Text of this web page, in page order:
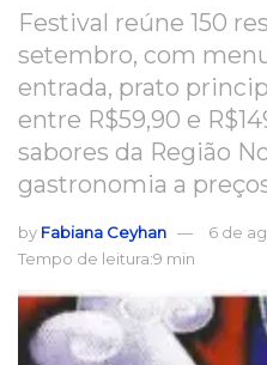
Festival reúne 150
setembro, com
entrada, prato
entre R$59,90 e
sabores da Região
gastronomia a
by Fabiana Ceyhan
6 de
Tempo de leitura:9 min